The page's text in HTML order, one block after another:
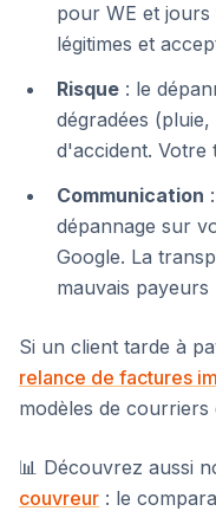
pour WE et jours
légitimes et
Risque : le
dégradées
d'accident.
Communication
dépannage sur
Google. La
mauvais payeurs
Si un client tarde à
relance de factures
modèles de courriers
📊 Découvrez aussi
couvreur : le